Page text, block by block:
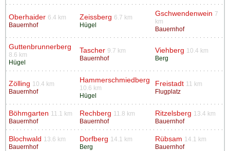
Oberhaider 6.4 km
Bauernhof
Zeissberg 6.7 km
Hügel
Gschwendenwein 7
km
Bauernhof
Guttenbrunnerberg
8.6 km
Hügel
Tascher 9.7 km
Bauernhof
Viehberg 10.4 km
Berg
Zölling 10.4 km
Bauernhof
Hammerschmiedberg
10.6 km
Hügel
Freistadt 11 km
Flugplatz
Böhmgarten 11.1 km
Bauernhof
Rechberg 11.8 km
Bauernhof
Ritzelsberg 13.4 km
Bauernhof
Blochwald 13.6 km
Bauernhof
Dorfberg 14.1 km
Berg
Rübsam 14.1 km
Bauernhof